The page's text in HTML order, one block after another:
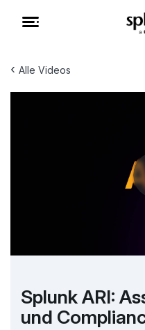
‹ Alle Videos
Splunk ARI:
und